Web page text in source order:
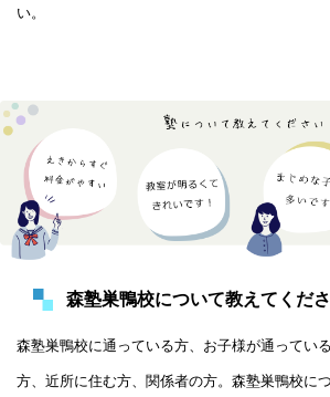
い。
森塾巣鴨校について教えてくだ
森塾巣鴨校に通っている方、お子様が通ってい
方、近所に住む方、関係者の方。森塾巣鴨校に